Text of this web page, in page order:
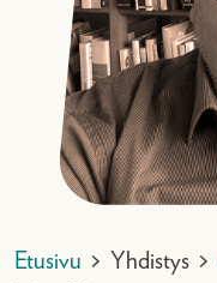
Etusivu > Yhdistys >